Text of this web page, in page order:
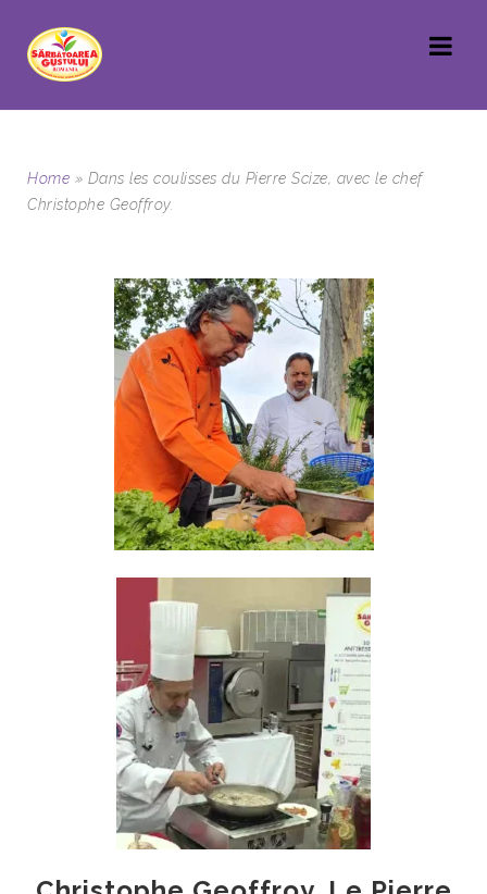
Home » Dans les coulisses du Pierre Scize, avec le chef
Christophe Geoffroy.